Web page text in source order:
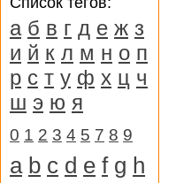
а б в г д е ж з
и й к л м н о п
р с т у ф х ц ч
ш э ю я
0 1 2 3 4 5 7 8 9
a b c d e f g h